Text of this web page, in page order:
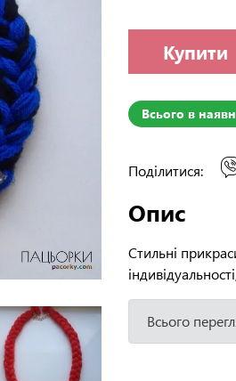
Купити
Всього в
Поділитися:
Опис
Стильні
Всього